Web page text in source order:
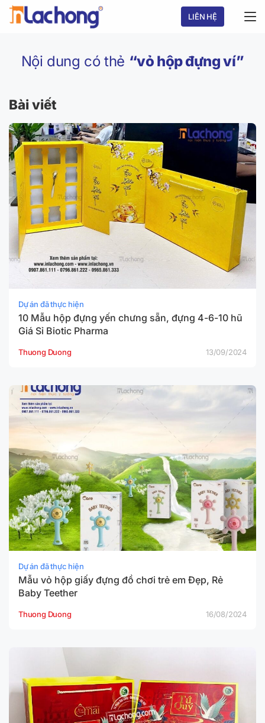
Chuyển
đến
LIÊN HỆ
Nội dung có thẻ “vỏ hộp đựng ví”
Bài viết
Dự án đã thực hiện
10 Mẫu hộp đựng yến chưng sẵn, đựng 4-6-10 hũ
Giá Sỉ Biotic Pharma
Thuong Duong 13/09/2024
Dự án đã thực hiện
Mẫu vỏ hộp giấy đựng đồ chơi trẻ em Đẹp, Rẻ
Baby Teether
Thuong Duong 16/08/2024